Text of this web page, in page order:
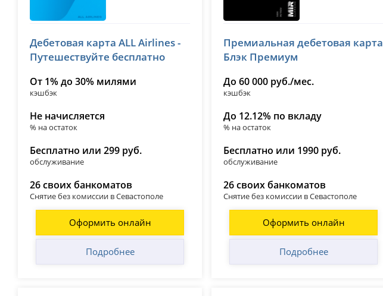
лицензия № 2673
Дебетовая карта ALL Airlines -
Путешествуйте бесплатно
От 1% до 30% милями
кэшбэк
Не начисляется
% на остаток
Бесплатно или 299 руб.
обслуживание
26 своих банкоматов
Снятие без комиссии в Севастополе
Оформить онлайн
Подробнее
лицензия № 2673
Премиальная дебетовая карта
Блэк Премиум
До 60 000 руб./мес.
кэшбэк
До 12.12% по вкладу
% на остаток
Бесплатно или 1990 руб.
обслуживание
26 своих банкоматов
Снятие без комиссии в Севастополе
Оформить онлайн
Подробнее